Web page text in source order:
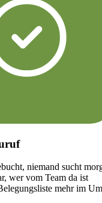
niemand sucht
wer vom Team da ist
mehr im